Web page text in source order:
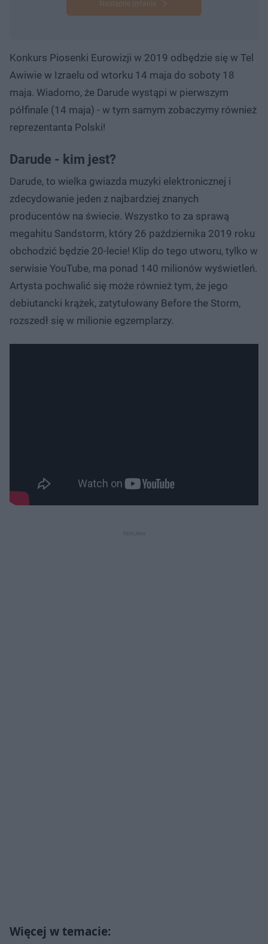
Następne pytanie
Konkurs Piosenki Eurowizji w 2019 odbędzie się w Tel
Awiwie w Izraelu od wtorku 14 maja do soboty 18
maja. Wiadomo, że Darude wystąpi w pierwszym
półfinale (14 maja) - w tym samym zobaczymy również
reprezentanta Polski!
Darude - kim jest?
Darude, to wielka gwiazda muzyki elektronicznej i
zdecydowanie jeden z najbardziej znanych
producentów na świecie. Wszystko to za sprawą
megahitu Sandstorm, który 26 października 2019 roku
obchodzić będzie 20-lecie! Klip do tego utworu, tylko w
serwisie YouTube, ma ponad 140 milionów wyświetleń.
Artysta pochwalić się może również tym, że jego
debiutancki krążek, zatytułowany Before the Storm,
rozszedł się w milionie egzemplarzy.